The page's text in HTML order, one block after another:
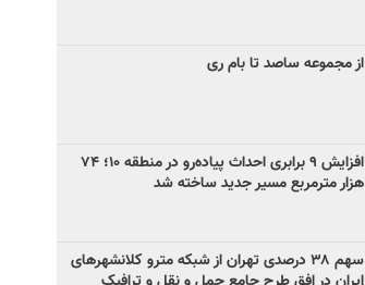
از مجموعه ساصد تا بام ری
افزایش ۹ برابری احداث پیاده‌رو در منطقه ۱۰؛ ۷۴
هزار مترمربع مسیر جدید ساخته شد
سهم ۳۸ درصدی تهران از شبکه مترو کلانشهرهای